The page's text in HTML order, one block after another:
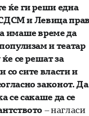
ќе ги реши една
СДСМ и Левица
имаше време да
и театар
се решат за
со сите власти и
законот. Да
се сакаше да се
– нагласи